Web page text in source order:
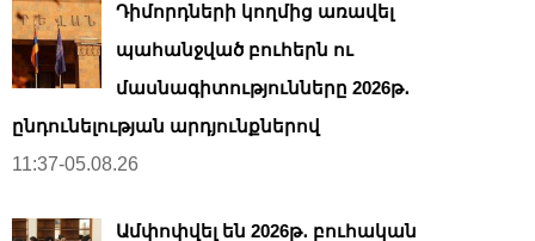
Դիմորդների կողմից առավել
պահանջված բուհերն ու
մասնագիտությունները 2026թ․
ընդունելության արդյունքներով
11:37-05.08.26
Ամփոփվել են 2026թ․ բուհական